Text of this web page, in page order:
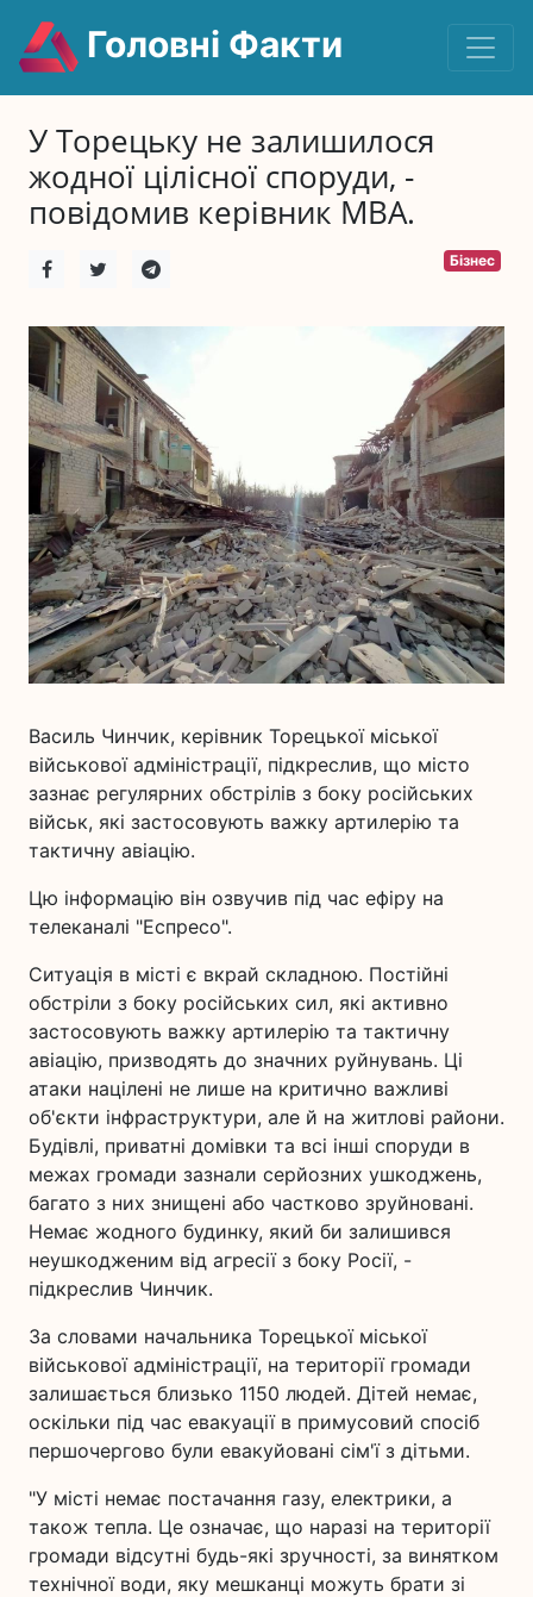
Головні Факти
У Торецьку не залишилося
жодної цілісної споруди, -
повідомив керівник МВА.
Бізнес
Василь Чинчик, керівник Торецької міської
військової адміністрації, підкреслив, що місто
зазнає регулярних обстрілів з боку російських
військ, які застосовують важку артилерію та
тактичну авіацію.
Цю інформацію він озвучив під час ефіру на
телеканалі "Еспресо".
Ситуація в місті є вкрай складною. Постійні
обстріли з боку російських сил, які активно
застосовують важку артилерію та тактичну
авіацію, призводять до значних руйнувань. Ці
атаки націлені не лише на критично важливі
об'єкти інфраструктури, але й на житлові райони.
Будівлі, приватні домівки та всі інші споруди в
межах громади зазнали серйозних ушкоджень,
багато з них знищені або частково зруйновані.
Немає жодного будинку, який би залишився
неушкодженим від агресії з боку Росії, -
підкреслив Чинчик.
За словами начальника Торецької міської
військової адміністрації, на території громади
залишається близько 1150 людей. Дітей немає,
оскільки під час евакуації в примусовий спосіб
першочергово були евакуйовані сім'ї з дітьми.
"У місті немає постачання газу, електрики, а
також тепла. Це означає, що наразі на території
громади відсутні будь-які зручності, за винятком
технічної води, яку мешканці можуть брати зі